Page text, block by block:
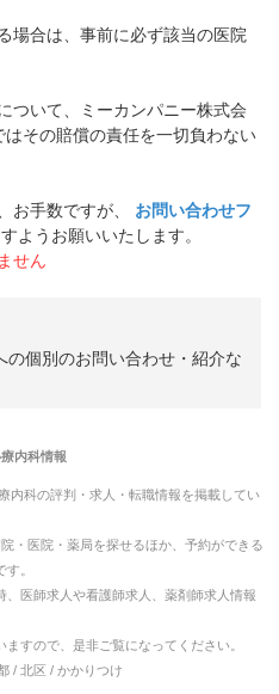
場合は、事前に必ず該当の医院
ついて、ミーカンパニー株式会
はその賠償の責任を一切負わない
お手数ですが、
お問い合わせフ
ようお願いいたします。
せん
個別のお問い合わせ・紹介な
内科情報
内科の評判・求人・転職情報を掲載してい
・医院・薬局を探せるほか、予約ができる
。
医師求人や看護師求人、薬剤師求人情報
すので、是非ご覧になってください。
/ 北区 / かかりつけ